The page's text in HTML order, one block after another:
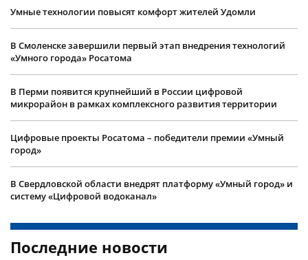
Умные технологии повысят комфорт жителей Удомли
В Смоленске завершили первый этап внедрения технологий
«Умного города» Росатома
В Перми появится крупнейший в России цифровой
микрорайон в рамках комплексного развития территории
Цифровые проекты Росатома – победители премии «Умный
город»
В Свердловской области внедрят платформу «Умный город» и
систему «Цифровой водоканал»
Последние новости